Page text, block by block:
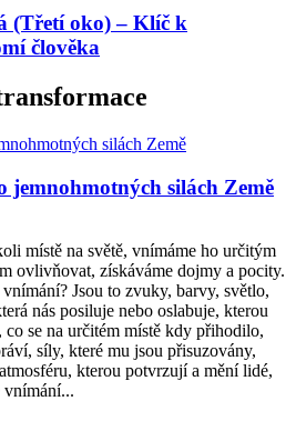
(Třetí oko) – Klíč k
člověka
jemnohmotných silách Země
místě na světě, vnímáme ho určitým
ovlivňovat, získáváme dojmy a pocity.
Jsou to zvuky, barvy, světlo,
nás posiluje nebo oslabuje, kterou
se na určitém místě kdy přihodilo,
síly, které mu jsou přisuzovány,
kterou potvrzují a mění lidé,
vnímání...